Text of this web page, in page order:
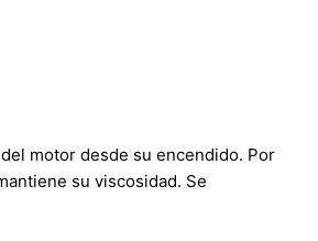
motor desde su encendido. Por
su viscosidad. Se